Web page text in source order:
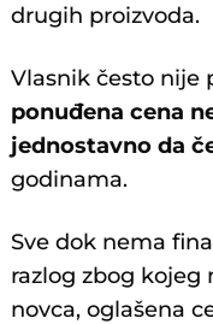
drugih proizvoda.
Vlasnik često nije
ponuđena cena
jednostavno da
godinama.
Sve dok nema
razlog zbog kojeg
novca, oglašena